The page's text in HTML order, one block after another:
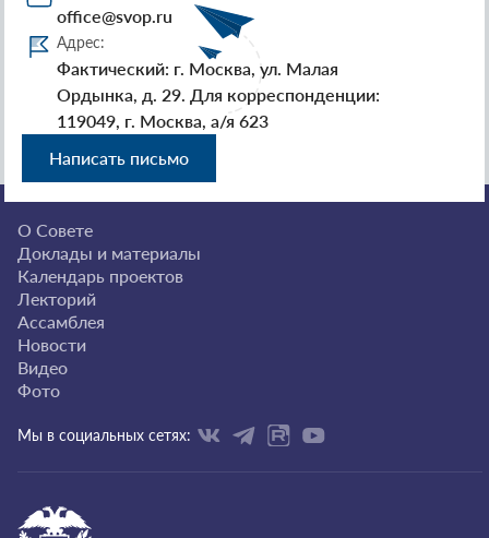
office@svop.ru
Адрес:
Фактический: г. Москва, ул. Малая
Ордынка, д. 29. Для корреспонденции:
119049, г. Москва, а/я 623
Написать письмо
О Совете
Доклады и материалы
Календарь проектов
Лекторий
Ассамблея
Новости
Видео
Фото
Мы в социальных сетях: